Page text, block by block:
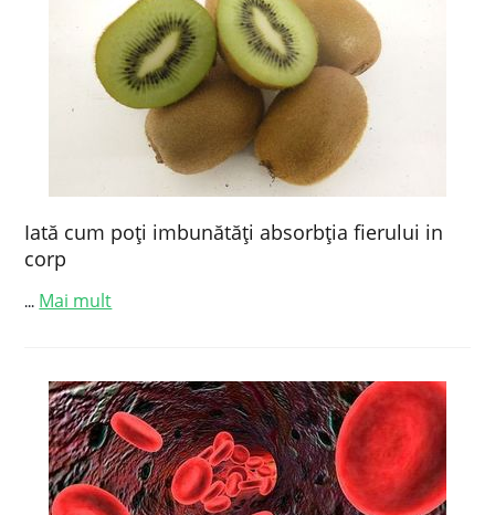
Iată cum poţi imbunătăţi absorbţia fierului in
corp
... Mai mult